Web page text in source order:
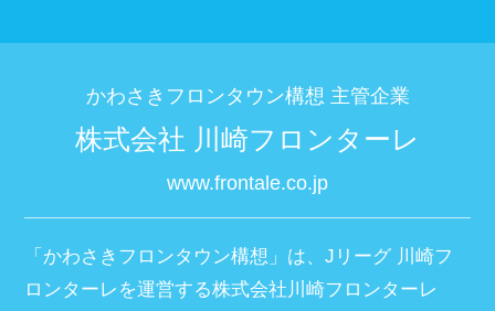
かわさきフロンタウン構想 主管企業
株式会社 川崎フロンターレ
www.frontale.co.jp
「かわさきフロンタウン構想」は、Jリーグ 川崎フ
ロンターレを運営する株式会社川崎フロンターレ